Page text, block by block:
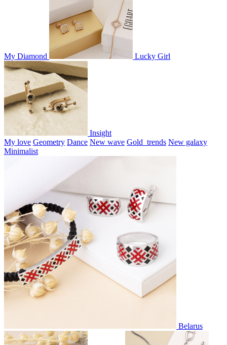
My Diamond Lucky Girl
Insight
My love Geometry Dance New wave Gold_trends New galaxy
Minimalist
Belarus